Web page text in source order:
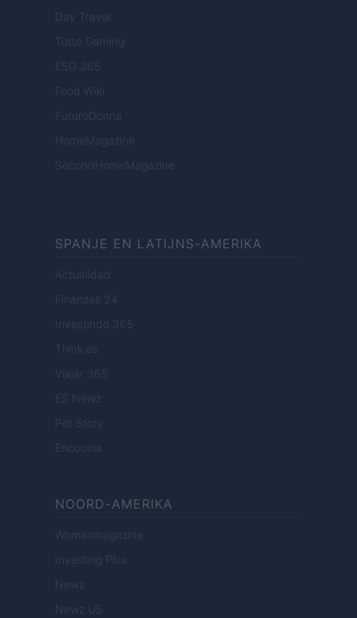
Day Travel
Tutto Gaming
ESG 365
Food Wiki
FuturoDonna
HomeMagazine
SecondHomeMagazine
SPANJE EN LATIJNS-AMERIKA
Actualidad
Finanzas 24
Investindo 365
Think.es
Viajar 365
ES Newz
Pet Story
Encocina
NOORD-AMERIKA
Womanmagazine
Investing Plus
Newz
Newz US